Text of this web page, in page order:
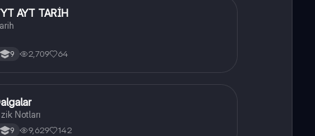
TarihAYT TARİH
9 2,709 64
Fizik
Notları
9 9,629 142